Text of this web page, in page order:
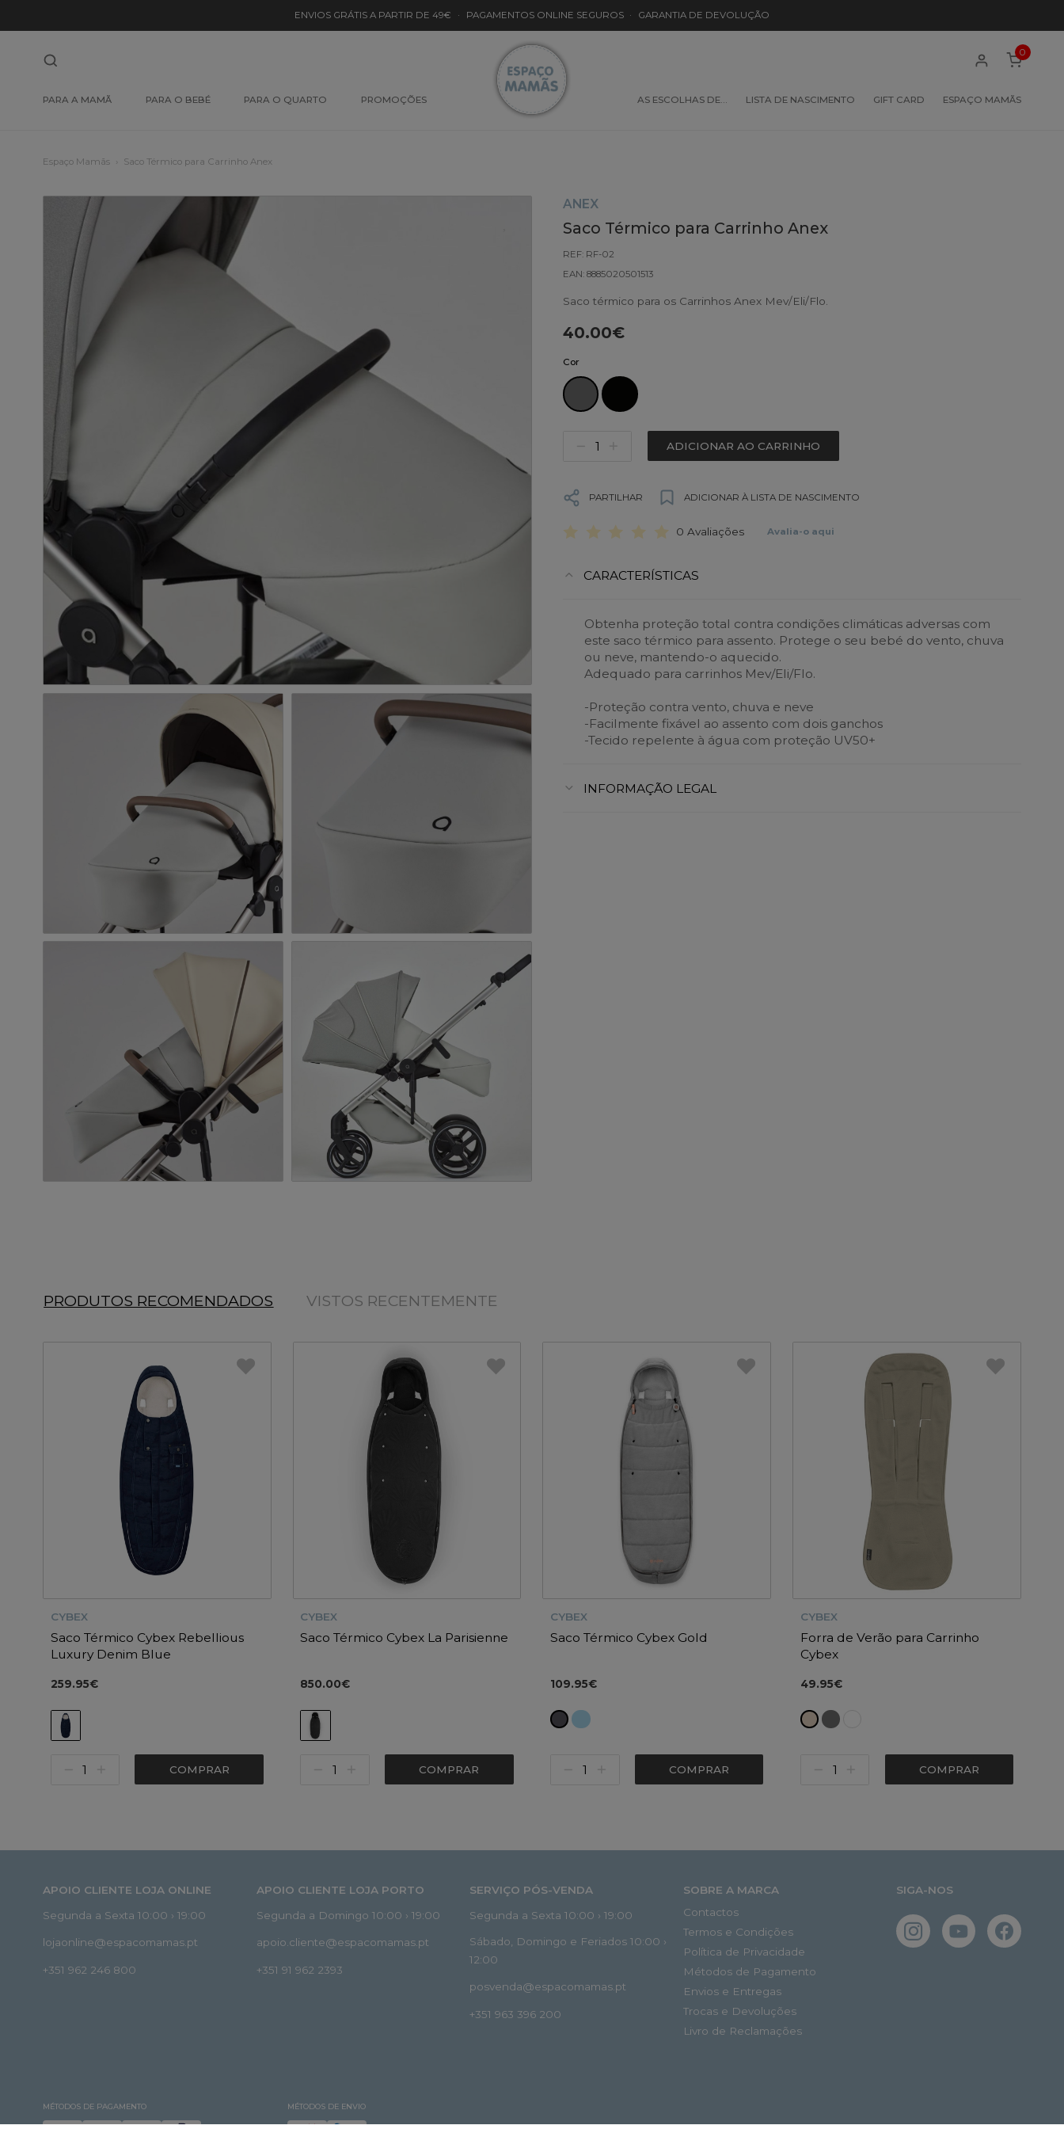
ENVIOS GRÁTIS A PARTIR DE 49€ · PAGAMENTOS ONLINE SEGUROS · GARANTIA DE DEVOLUÇÃO
PARA A MAMÃ PARA O BEBÉ PARA O QUARTO PROMOÇÕES AS ESCOLHAS DE… LISTA DE NASCIMENTO GIFT CARD ESPAÇO MAMÃS
0
Espaço Mamãs Saco Térmico para Carrinho Anex
ANEX
Saco Térmico para Carrinho Anex
REF: RF-02
EAN: 8885020501513
Saco térmico para os Carrinhos Anex Mev/Eli/Flo.
40.00€
Cor
ADICIONAR AO CARRINHO
PARTILHAR ADICIONAR À LISTA DE NASCIMENTO
0 Avaliações Avalia-o aqui
CARACTERÍSTICAS
Obtenha proteção total contra condições climáticas adversas com
este saco térmico para assento. Protege o seu bebé do vento, chuva
ou neve, mantendo-o aquecido.
Adequado para carrinhos Mev/Eli/Flo.
-Proteção contra vento, chuva e neve
-Facilmente fixável ao assento com dois ganchos
-Tecido repelente à água com proteção UV50+
INFORMAÇÃO LEGAL
PRODUTOS RECOMENDADOS VISTOS RECENTEMENTE
CYBEX
Saco Térmico Cybex Rebellious
Luxury Denim Blue
259.95€
COMPRAR
CYBEX
Saco Térmico Cybex La Parisienne
850.00€
COMPRAR
CYBEX
Saco Térmico Cybex Gold
109.95€
COMPRAR
CYBEX
Forra de Verão para Carrinho
Cybex
49.95€
COMPRAR
APOIO CLIENTE LOJA ONLINE
Segunda a Sexta 10:00 › 19:00
lojaonline@espacomamas.pt
+351 962 246 800
APOIO CLIENTE LOJA PORTO
Segunda a Domingo 10:00 › 19:00
apoio.cliente@espacomamas.pt
+351 91 962 2393
SERVIÇO PÓS-VENDA
Segunda a Sexta 10:00 › 19:00
Sábado, Domingo e Feriados 10:00 ›
12:00
posvenda@espacomamas.pt
+351 963 396 200
SOBRE A MARCA
Contactos
Termos e Condições
Política de Privacidade
Métodos de Pagamento
Envios e Entregas
Trocas e Devoluções
Livro de Reclamações
SIGA-NOS
MÉTODOS DE PAGAMENTO MÉTODOS DE ENVIO